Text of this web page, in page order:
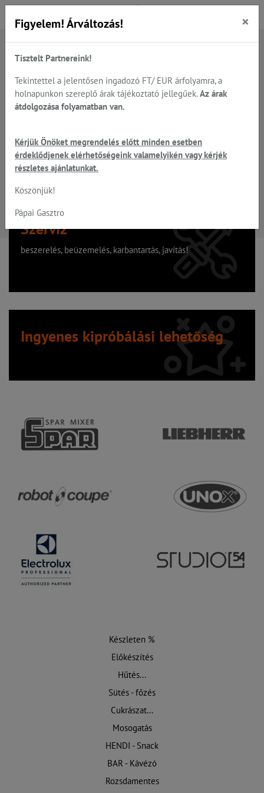
A keresett oldal nem található
Hiba, a keresett oldal nem található!
Szervíz
beszerelés, beüzemelés, karbantartás, javítás!
Ingyenes kipróbálási lehetőség
Készleten %
Előkészítés
Hűtés...
Sütés - főzés
Cukrászat...
Mosogatás
HENDI - Snack
BAR - Kávézó
Rozsdamentes
Figyelem! Árváltozás! ×
Tisztelt Partnereink!
Tekintettel a jelentősen ingadozó FT/ EUR árfolyamra, a
holnapunkon szereplő árak tájékoztató jellegűek. Az árak
átdolgozása folyamatban van.
Kérjük Önöket megrendelés előtt minden esetben
érdeklődjenek elérhetőségeink valamelyikén vagy kérjék
részletes ajánlatunkat.
Köszönjük!
Pápai Gasztro